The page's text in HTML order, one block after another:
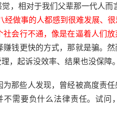
，相对于我们父辈那一代人而
做事的人都感到很难发展、
会行不通，像是在逼着人们
钱更快的方式，那就是骗。
，起诉没效率、结果也没保障。
那些人发现，曾经被高度责
需要负什么法律责任。试问